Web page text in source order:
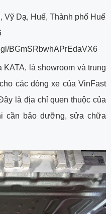
Dạ, Huế, Thành phố Huế
BGmSRbwhAPrEdaVX6
là showroom và trung
các dòng xe của VinFast
là địa chỉ quen thuộc của
cần bảo dưỡng, sửa chữa